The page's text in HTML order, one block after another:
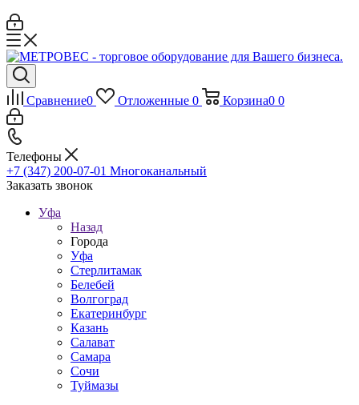
Сравнение0 Отложенные 0 Корзина0 0
Телефоны
+7 (347) 200-07-01 Многоканальный
Заказать звонок
Уфа
Назад
Города
Уфа
Стерлитамак
Белебей
Волгоград
Екатеринбург
Казань
Салават
Самара
Сочи
Туймазы